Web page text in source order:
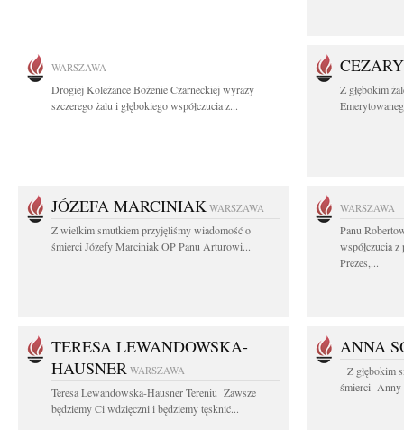
WARSZAWA
Drogiej Koleżance Bożenie Czarneckiej wyrazy
szczerego żalu i głębokiego współczucia z...
Z głębokim
JÓZEFA MARCINIAK WARSZAWA
Z wielkim smutkiem przyjęliśmy wiadomość o
śmierci Józefy Marciniak OP Panu Arturowi...
WARSZAWA
Panu
współczucia
Prezes,...
TERESA LEWANDOWSKA-
HAUSNER WARSZAWA
Teresa Lewandowska-Hausner Tereniu Zawsze
będziemy Ci wdzięczni i będziemy tęsknić...
ANNA
Z głębokim
śmierci Anny